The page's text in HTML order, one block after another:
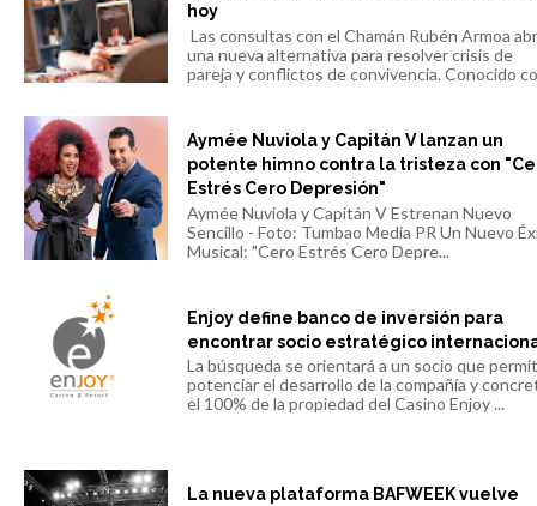
hoy
Las consultas con el Chamán Rubén Armoa
una nueva alternativa para resolver crisis de
pareja y conflictos de convivencia. Conocido
Aymée Nuviola y Capitán V lanzan un
potente himno contra la tristeza con
Estrés Cero Depresión"
Aymée Nuviola y Capitán V Estrenan Nuevo
Sencillo - Foto: Tumbao Media PR Un Nuevo
Musical: "Cero Estrés Cero Depre...
Enjoy define banco de inversión para
encontrar socio estratégico
La búsqueda se orientará a un socio que
potenciar el desarrollo de la compañía y
el 100% de la propiedad del Casino Enjoy ...
La nueva plataforma BAFWEEK vuelve